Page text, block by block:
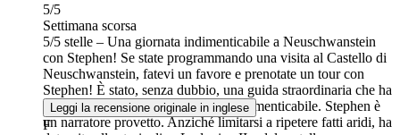
5/5
Settimana scorsa
5/5 stelle – Una giornata indimenticabile a Neuschwanstein
con Stephen! Se state programmando una visita al Castello di
Neuschwanstein, fatevi un favore e prenotate un tour con
Stephen! È stato, senza dubbio, una guida straordinaria che ha
reso la nostra esperienza davvero indimenticabile. Stephen è
un narratore provetto. Anziché limitarsi a ripetere fatti aridi, ha
Leggi la recensione originale in inglese
F